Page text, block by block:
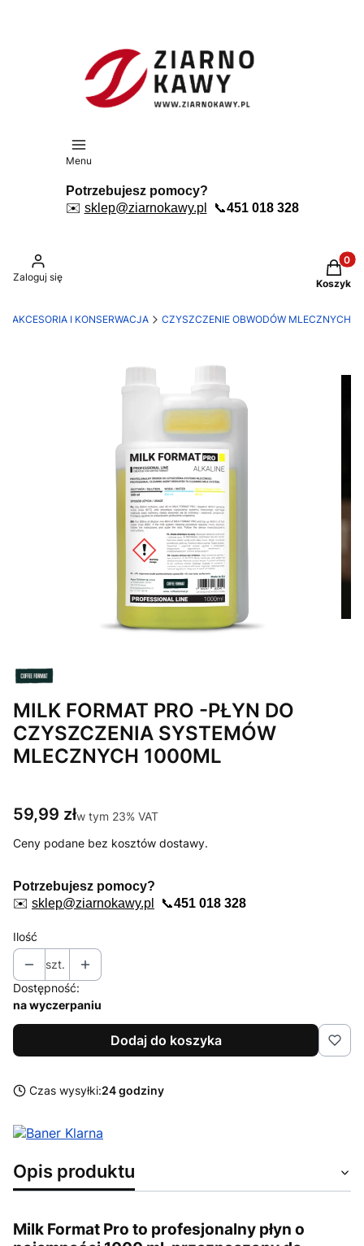
Menu
Potrzebujesz pomocy?
✉️ sklep@ziarnokawy.pl 📞451 018 328
Zaloguj się
Koszyk
AKCESORIA I KONSERWACJA CZYSZCZENIE OBWODÓW MLECZNYCH
MILK FORMAT PRO -PŁYN DO
CZYSZCZENIA SYSTEMÓW
MLECZNYCH 1000ML
Cena
59,99 złw tym 23% VAT
w tym 23% VAT
Ceny podane bez kosztów dostawy.
Potrzebujesz pomocy?
✉️ sklep@ziarnokawy.pl 📞451 018 328
Ilość
szt.
Dostępność:
na wyczerpaniu
Dodaj do koszyka
Czas wysyłki:24 godziny
Opis produktu
Milk Format Pro to profesjonalny płyn o